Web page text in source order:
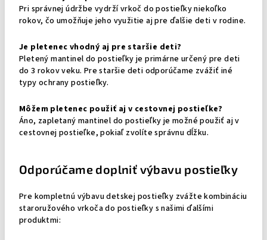
Pri správnej údržbe vydrží vrkoč do postieľky niekoľko
rokov, čo umožňuje jeho využitie aj pre ďalšie deti v rodine.
Je pletenec vhodný aj pre staršie deti?
Pletený mantinel do postieľky je primárne určený pre deti
do 3 rokov veku. Pre staršie deti odporúčame zvážiť iné
typy ochrany postieľky.
Môžem pletenec použiť aj v cestovnej postieľke?
Áno, zapletaný mantinel do postieľky je možné použiť aj v
cestovnej postieľke, pokiaľ zvolíte správnu dĺžku.
Odporúčame doplniť výbavu postieľky
Pre kompletnú výbavu detskej postieľky zvážte kombináciu
staroružového vrkoča do postieľky s našimi ďalšími
produktmi: